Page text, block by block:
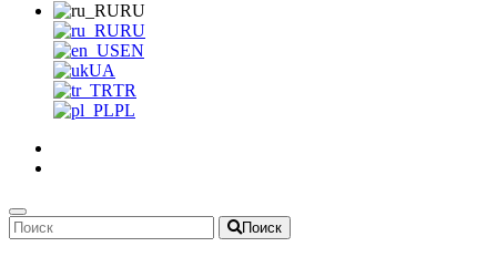
RU
RU
EN
UA
TR
PL
Поиск